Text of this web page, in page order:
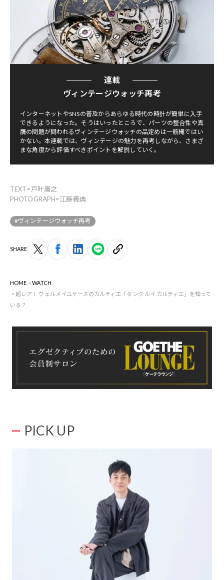
連載
ヴィンテージウォッチ再考
インターネットやSNSの普及からあらゆる時代の時計が簡単に入手
できるようになった。そうはいったところで、パーツの整合性や真
贋の問題が問われるヴィンテージウォッチの品定めは一筋縄ではい
かない。本連載では、ヴィンテージの魅力を再考しながら、さまざ
まな角度から評価すべきポイントを解説していく。
TEXT=戸叶庸之
PHOTOGRAPH=江藤義典
#ヴィンテージウォッチ再考
SHARE
HOME
WATCH
超レア！ ヴェルメイユケースのカルティエ「タンク ルイ カルティエ」を知って
いる？
PICK UP